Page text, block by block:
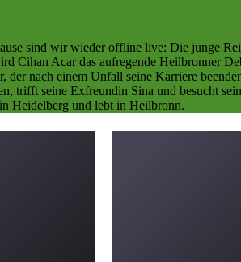
sind wir wieder offline live: Die junge
Cihan Acar das aufregende Heilbronner
der nach einem Unfall seine Karriere
trifft seine Exfreundin Sina und besucht
Heidelberg und lebt in Heilbronn.